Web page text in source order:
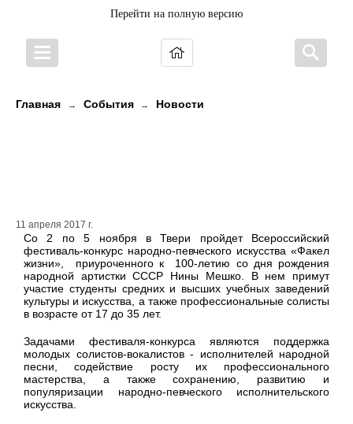
Перейти на полную версию
Главная → События → Новости
11 апреля 2017 г.
Со 2 по 5 ноября в Твери пройдет Всероссийский
фестиваль-конкурс народно-певческого искусства «Факел
жизни», приуроченного к 100-летию со дня рождения
народной артистки СССР Нины Мешко. В нем примут
участие студенты средних и высших учебных заведений
культуры и искусства, а также профессиональные солисты
в возрасте от 17 до 35 лет.
Задачами фестиваля-конкурса являются поддержка
молодых солистов-вокалистов - исполнителей народной
песни, содействие росту их профессионального
мастерства, а также сохранению, развитию и
популяризации народно-певческого исполнительского
искусства.